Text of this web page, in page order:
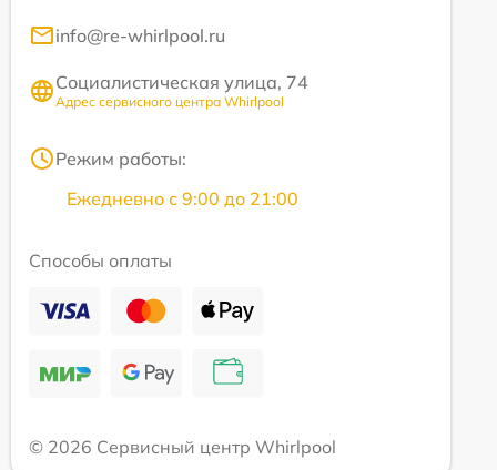
info@re-whirlpool.ru
Социалистическая улица, 74
Адрес сервисного центра Whirlpool
Режим работы:
Ежедневно с 9:00 до 21:00
Способы оплаты
© 2026 Сервисный центр Whirlpool